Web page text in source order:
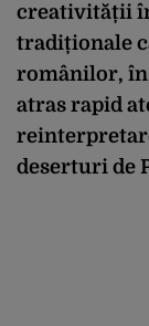
creativității
tradiționale
românilor, în
atras rapid
deserturi de